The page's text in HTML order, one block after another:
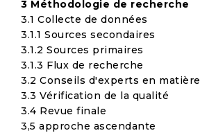
3 Méthodologie de recherche
3.1 Collecte de données
3.1.1 Sources secondaires
3.1.2 Sources primaires
3.1.3 Flux de recherche
3.2 Conseils d'experts en matière
3.3 Vérification de la qualité
3.4 Revue finale
3,5 approche ascendante